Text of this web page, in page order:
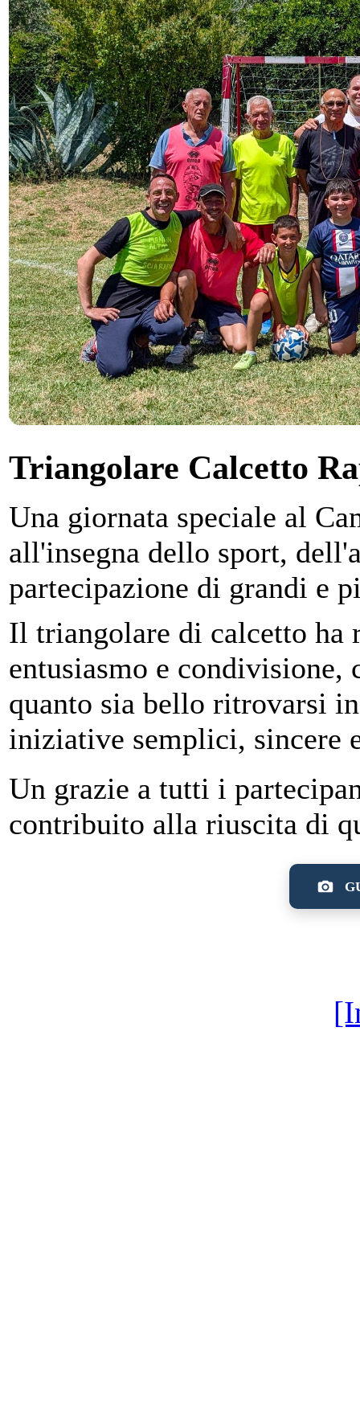
Triangolare Calcetto
Una giornata speciale al
all'insegna dello sport,
partecipazione di grandi e
Il triangolare di calcetto ha
entusiasmo e condivisione,
quanto sia bello ritrovarsi
iniziative semplici, sincere
Un grazie a tutti i
contribuito alla riuscita di